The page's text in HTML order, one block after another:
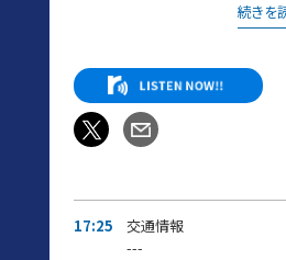
本日の議題は「イチオシTシャツ案
社内掲示板からお送りください。
17:39～【 湖池屋歌エーーール 】
ちょっと疲れが見えてくるこの時
働くアナタに音楽でエールを届けま
などなど…
自由にメッセージをお送りください。
届いたメッセージに対してスカロ
続きを
17:25
交通情報
---